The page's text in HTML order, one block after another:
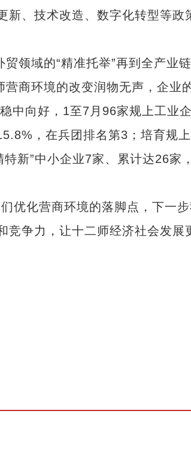
新、技术改造、数字化转型等
域的“精准托举”再到全产业
商环境的改变润物无声，企业的
向好，1至7月96家规上工业
，在兵团排名第3；培育规
新”中小企业7家、累计达26家
化营商环境的落脚点，下一步
争力，让十二师经济社会发展